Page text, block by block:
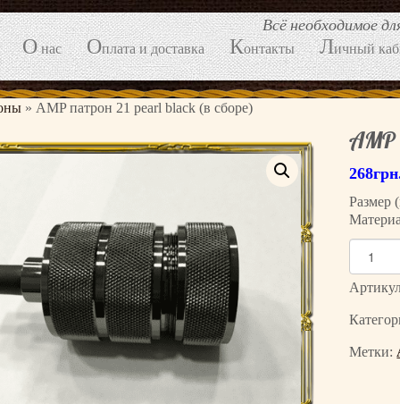
Всё необходимое
Онас Оплата и доставка Контакты Личный
» AMP патрон 21 pearl black (в сборе)
268
Размер
л
ч
е
Метки: